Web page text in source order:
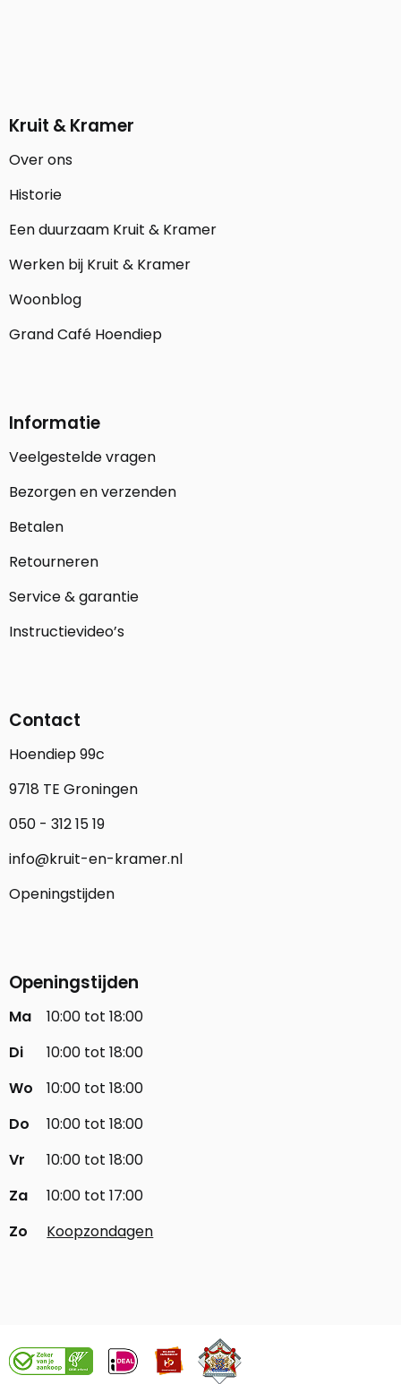
Kruit & Kramer
Over ons
Historie
Een duurzaam Kruit & Kramer
Werken bij Kruit & Kramer
Woonblog
Grand Café Hoendiep
Informatie
Veelgestelde vragen
Bezorgen en verzenden
Betalen
Retourneren
Service & garantie
Instructievideo’s
Contact
Hoendiep 99c
9718 TE Groningen
050 - 312 15 19
info@kruit-en-kramer.nl
Openingstijden
Openingstijden
Ma
10:00 tot 18:00
Di
10:00 tot 18:00
Wo
10:00 tot 18:00
Do
10:00 tot 18:00
Vr
10:00 tot 18:00
Za
10:00 tot 17:00
Zo
Koopzondagen